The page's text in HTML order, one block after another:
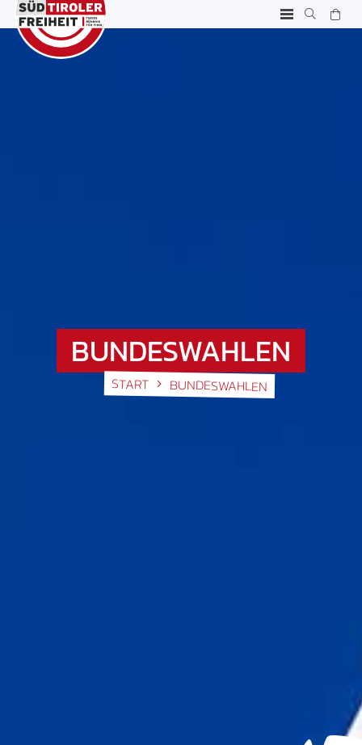
BUNDESWAHLEN
START BUNDESWAHLEN